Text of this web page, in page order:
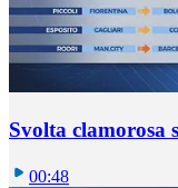
Svolta clamorosa
00:48